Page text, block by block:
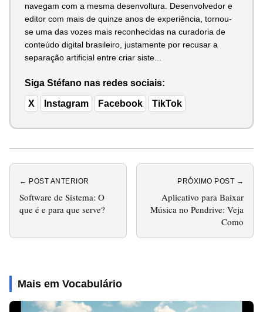
navegam com a mesma desenvoltura. Desenvolvedor e
editor com mais de quinze anos de experiência, tornou-
se uma das vozes mais reconhecidas na curadoria de
conteúdo digital brasileiro, justamente por recusar a
separação artificial entre criar siste...
Siga Stéfano nas redes sociais:
X Instagram Facebook TikTok
← POST ANTERIOR
Software de Sistema: O
que é e para que serve?
PRÓXIMO POST →
Aplicativo para Baixar
Música no Pendrive: Veja
Como
Mais em Vocabulário